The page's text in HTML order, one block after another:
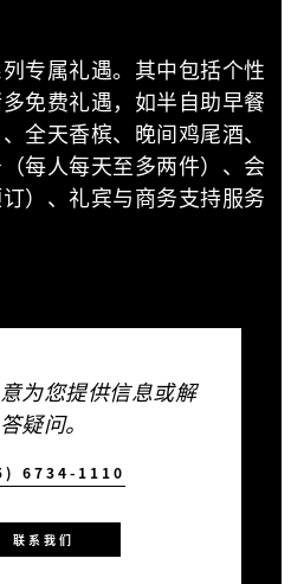
专属礼遇。其中包括个性
免费礼遇，如半自助早餐
全天香槟、晚间鸡尾酒、
每人每天至多两件）、会
）、礼宾与商务支持服务
为您提供信息或解
答疑问。
6734-1110
联系我们